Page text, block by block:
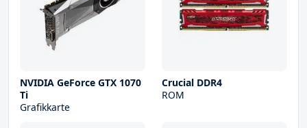
NVIDIA GeForce GTX 1070
Ti
Grafikkarte
Crucial DDR4
ROM